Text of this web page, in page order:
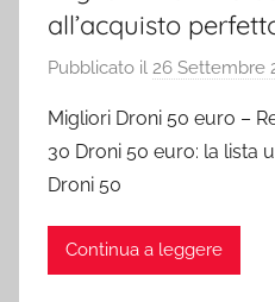
all’acquisto
Pubblicato il 26 Settembre
Migliori Droni 50 euro –
30 Droni 50 euro: la lista
Droni 50
Continua a leggere